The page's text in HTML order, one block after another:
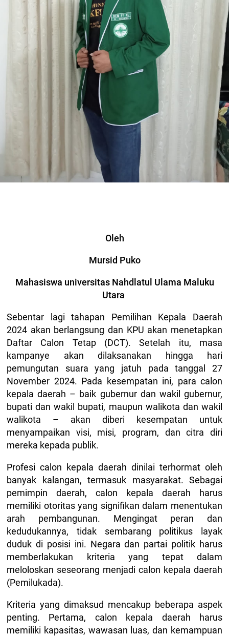
Oleh
Mursid Puko
Mahasiswa universitas Nahdlatul Ulama Maluku
Utara
Sebentar lagi tahapan Pemilihan Kepala Daerah
2024 akan berlangsung dan KPU akan menetapkan
Daftar Calon Tetap (DCT). Setelah itu, masa
kampanye akan dilaksanakan hingga hari
pemungutan suara yang jatuh pada tanggal 27
November 2024. Pada kesempatan ini, para calon
kepala daerah – baik gubernur dan wakil gubernur,
bupati dan wakil bupati, maupun walikota dan wakil
walikota – akan diberi kesempatan untuk
menyampaikan visi, misi, program, dan citra diri
mereka kepada publik.
Profesi calon kepala daerah dinilai terhormat oleh
banyak kalangan, termasuk masyarakat. Sebagai
pemimpin daerah, calon kepala daerah harus
memiliki otoritas yang signifikan dalam menentukan
arah pembangunan. Mengingat peran dan
kedudukannya, tidak sembarang politikus layak
duduk di posisi ini. Negara dan partai politik harus
memberlakukan kriteria yang tepat dalam
meloloskan seseorang menjadi calon kepala daerah
(Pemilukada).
Kriteria yang dimaksud mencakup beberapa aspek
penting. Pertama, calon kepala daerah harus
memiliki kapasitas, wawasan luas, dan kemampuan